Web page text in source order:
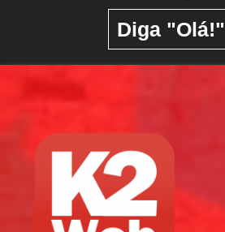
Diga "Olá!"